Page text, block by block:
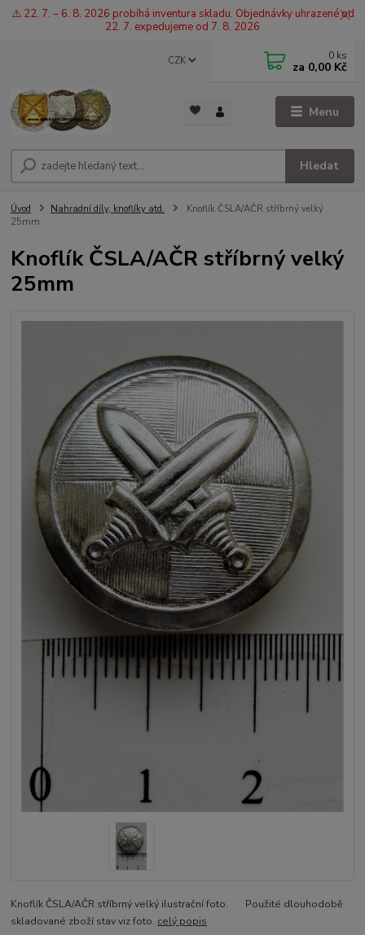
⚠️ 22. 7. – 6. 8. 2026 probíhá inventura skladu. Objednávky uhrazené od
22. 7. expedujeme od 7. 8. 2026
Menu
CZK
Hledat
0 ks
za 0,00 Kč
Úvod Nahradní díly, knoflíky atd.
Knoflík ČSLA/AČR stříbrný velký
25mm
Knoflík ČSLA/AČR stříbrný velký
25mm
Knoflík ČSLA/AČR stříbrný velký ilustrační foto. Použité dlouhodobě
skladované zboží stav viz foto. celý popis